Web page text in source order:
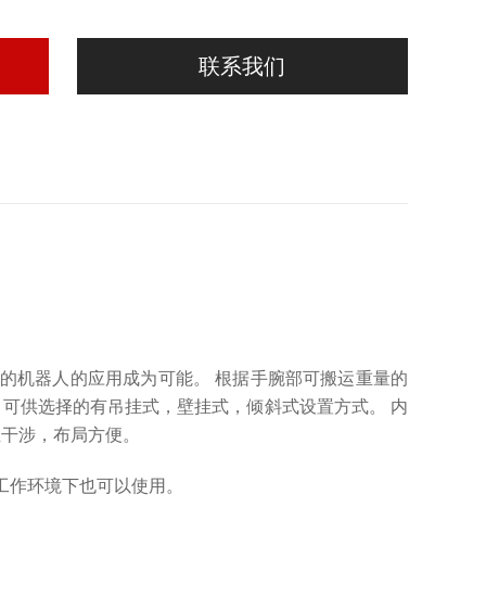
联系我们
机器人的应用成为可能。 根据手腕部可搬运重量的
供选择的有吊挂式，壁挂式，倾斜式设置方式。 内
涉，布局方便。
环境下也可以使用。